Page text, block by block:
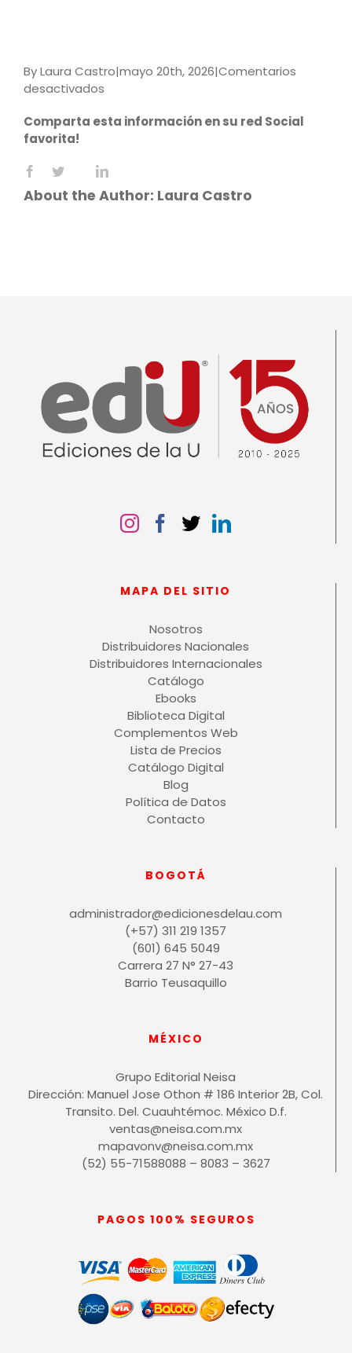
ByLaura Castro|mayo 20th, 2026|Comentarios
desactivados
PARA
Comparta esta información en su red Social
favorita!
Facebook
X RedditLinkedIn
About the Author: Laura Castro
MAPA DEL SITIO
Nosotros
Distribuidores Nacionales
Distribuidores Internacionales
Catálogo
Ebooks
Biblioteca Digital
Complementos Web
Lista de Precios
Catálogo Digital
Blog
Política de Datos
Contacto
BOGOTÁ
administrador@edicionesdelau.com
(+57) 311 219 1357
(601) 645 5049
Carrera 27 N° 27-43
Barrio Teusaquillo
MÉXICO
Grupo Editorial Neisa
Dirección: Manuel Jose Othon # 186 Interior 2B, Col.
Transito. Del. Cuauhtémoc. México D.f.
ventas@neisa.com.mx
mapavonv@neisa.com.mx
(52) 55-71588088 – 8083 – 3627
PAGOS 100% SEGUROS